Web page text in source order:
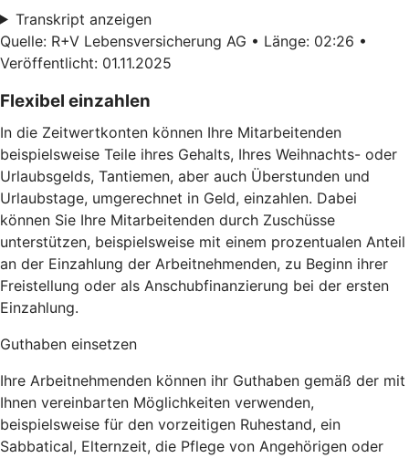
Transkript anzeigen
Quelle: R+V Lebensversicherung AG • Länge: 02:26 •
Veröffentlicht: 01.11.2025
Flexibel einzahlen
In die Zeitwertkonten können Ihre Mitarbeitenden
beispielsweise Teile ihres Gehalts, Ihres Weihnachts- oder
Urlaubsgelds, Tantiemen, aber auch Überstunden und
Urlaubstage, umgerechnet in Geld, einzahlen. Dabei
können Sie Ihre Mitarbeitenden durch Zuschüsse
unterstützen, beispielsweise mit einem prozentualen Anteil
an der Einzahlung der Arbeitnehmenden, zu Beginn ihrer
Freistellung oder als Anschubfinanzierung bei der ersten
Einzahlung.
Guthaben einsetzen
Ihre Arbeitnehmenden können ihr Guthaben gemäß der mit
Ihnen vereinbarten Möglichkeiten verwenden,
beispielsweise für den vorzeitigen Ruhestand, ein
Sabbatical, Elternzeit, die Pflege von Angehörigen oder